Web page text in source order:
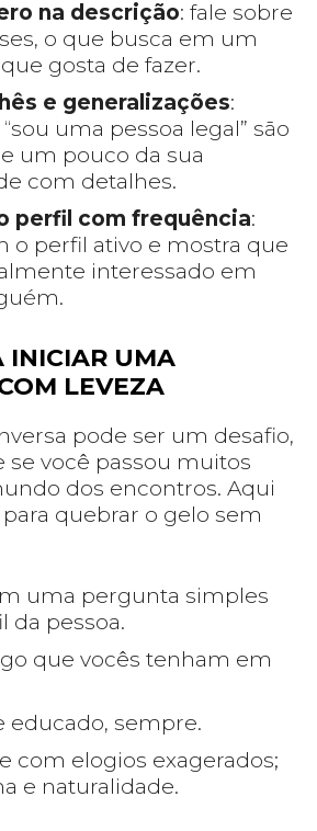
na descrição: fale sobre
o que busca em um
gosta de fazer.
e generalizações:
uma pessoa legal” são
um pouco da sua
com detalhes.
perfil com frequência:
o perfil ativo e mostra que
interessado em
INICIAR UMA
LEVEZA
pode ser um desafio,
se você passou muitos
dos encontros. Aqui
quebrar o gelo sem
uma pergunta simples
da pessoa.
que vocês tenham em
educado, sempre.
com elogios exagerados;
e naturalidade.